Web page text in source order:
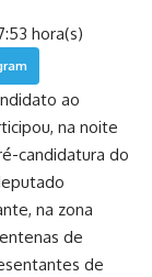
hora(s)
ao
na noite
candidatura do
na zona
de
de